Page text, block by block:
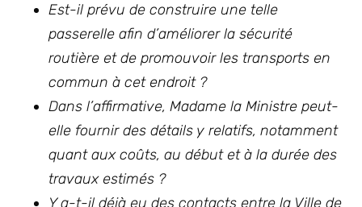
Est-il prévu de construire une telle
passerelle afin d’améliorer la sécurité
routière et de promouvoir les transports en
commun à cet endroit ?
Dans l’affirmative, Madame la Ministre peut-
elle fournir des détails y relatifs, notamment
quant aux coûts, au début et à la durée des
travaux estimés ?
Y a-t-il déjà eu des contacts entre la Ville de